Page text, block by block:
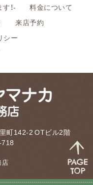
！-
料金について
来店予約
シー
町142-2 OTビル2階
店